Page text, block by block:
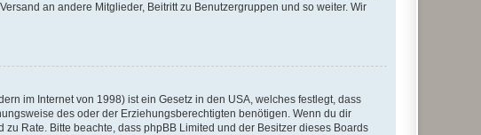
an andere Mitglieder, Beitritt zu Benutzergruppen und so weiter. Wir
im Internet von 1998) ist ein Gesetz in den USA, welches festlegt, dass
des oder der Erziehungsberechtigten benötigen. Wenn du dir
Rate. Bitte beachte, dass phpBB Limited und der Besitzer dieses Boards